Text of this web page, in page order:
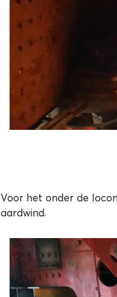
Voor het onder de
aardwind.